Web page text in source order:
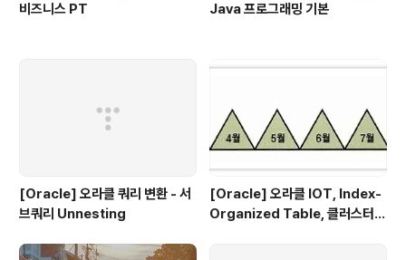
비즈니스 PT Java 프로그래밍 기본
[Oracle] 오라클 쿼리 변환 - 서
브쿼리 Unnesting
[Oracle] 오라클 IOT, Index-
Organized Table, 클러스터